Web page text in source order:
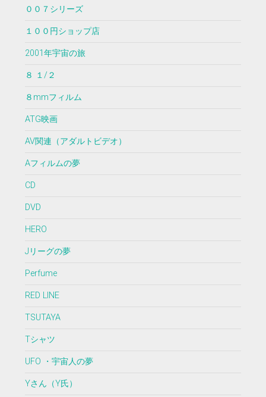
００７シリーズ
１００円ショップ店
2001年宇宙の旅
８ １/２
８mmフィルム
ATG映画
AV関連（アダルトビデオ）
Aフィルムの夢
CD
DVD
HERO
Jリーグの夢
Perfume
RED LINE
TSUTAYA
Tシャツ
UFO ・宇宙人の夢
Yさん（Y氏）